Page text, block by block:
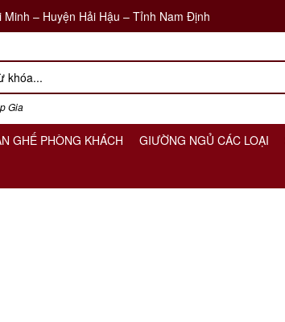
– Huyện Hải Hậu – Tỉnh Nam Định
Gia
GHẾ PHÒNG KHÁCH GIƯỜNG NGỦ CÁC LOẠI